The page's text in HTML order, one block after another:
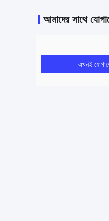
আমাদের সাথে
এখনই